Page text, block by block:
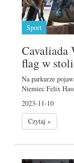
Sport
Cavaliada
flag w
Na parkurze
Niemiec Felix
2023-11-10
Czytaj »